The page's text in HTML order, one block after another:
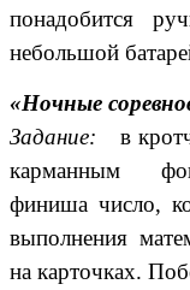
понадобится
небольшой
«Ночные
Задание: в
карманным
финиша число,
выполнения
на карточках.